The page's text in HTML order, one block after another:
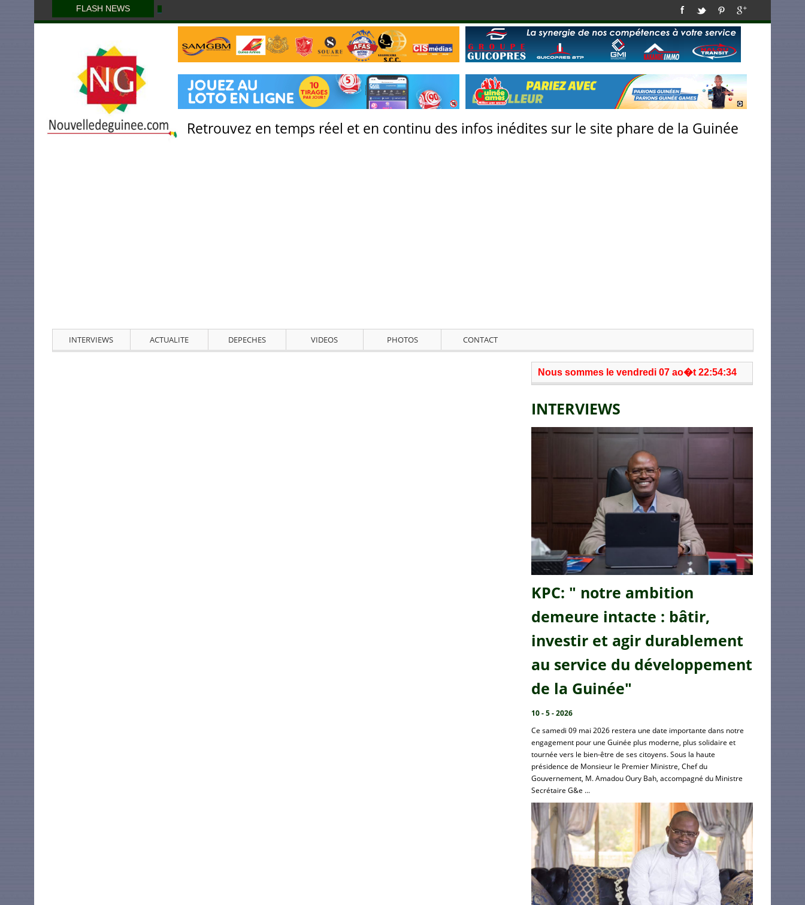
FLASH NEWS
Retrouvez en temps réel et en continu des infos inédites sur le site phare de la Guinée
INTERVIEWS ACTUALITE DEPECHES VIDEOS PHOTOS CONTACT
Nous sommes le vendredi 07 ao�t 22:54:34
INTERVIEWS
KPC: " notre ambition
demeure intacte : bâtir,
investir et agir durablement
au service du développement
de la Guinée"
10 - 5 - 2026
Ce samedi 09 mai 2026 restera une date importante dans notre
engagement pour une Guinée plus moderne, plus solidaire et
tournée vers le bien-être de ses citoyens. Sous la haute
présidence de Monsieur le Premier Ministre, Chef du
Gouvernement, M. Amadou Oury Bah, accompagné du Ministre
Secrétaire G&e ...